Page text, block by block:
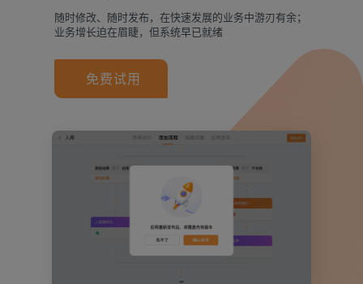
随时修改、随时发布，在快速发展的业务中游刃有余；
业务增长迫在眉睫，但系统早已就绪
免费试用